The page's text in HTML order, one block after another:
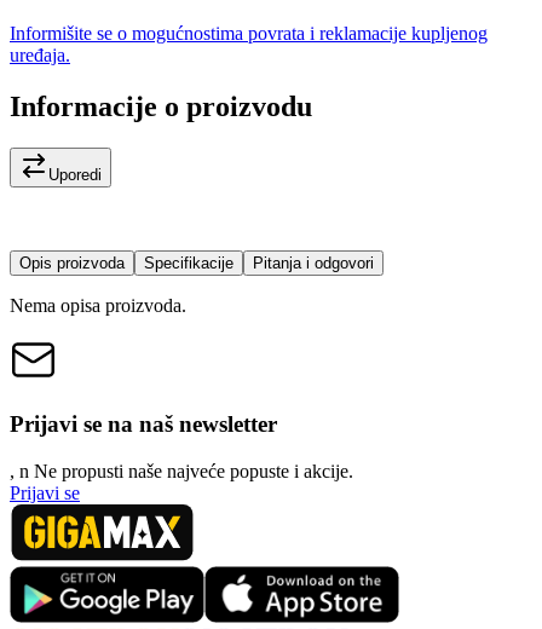
Informišite se o mogućnostima povrata i reklamacije kupljenog
uređaja.
Informacije o proizvodu
Uporedi
Opis proizvoda Specifikacije Pitanja i odgovori
Nema opisa proizvoda.
Prijavi se na naš newsletter
, n Ne propusti naše najveće popuste i akcije.
Prijavi se